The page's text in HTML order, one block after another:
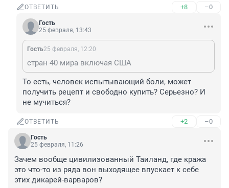
ОТВЕТИТЬ +8 –0
Гость
25 февраля, 13:43
Гость25 февраля, 12:20
стран 40 мира включая США
То есть, человек испытывающий боли, может
получить рецепт и свободно купить? Серьезно? И
не мучиться?
ОТВЕТИТЬ +2 –0
Гость
25 февраля, 11:26
Зачем вообще цивилизованный Таиланд, где кража
это что-то из ряда вон выходящее впускает к себе
этих дикарей-варваров?